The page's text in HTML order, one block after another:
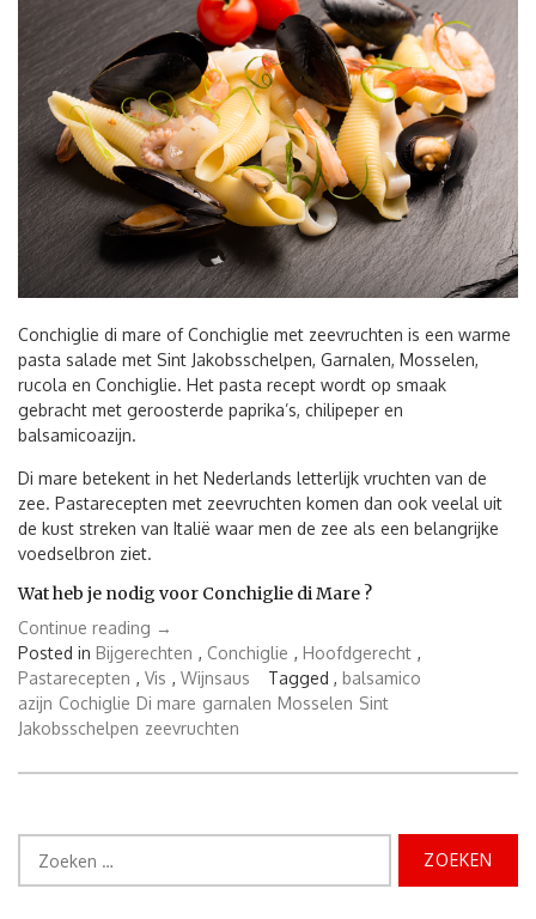
Conchiglie di mare of Conchiglie met zeevruchten is een warme
pasta salade met Sint Jakobsschelpen, Garnalen, Mosselen,
rucola en Conchiglie. Het pasta recept wordt op smaak
gebracht met geroosterde paprika’s, chilipeper en
balsamicoazijn.
Di mare betekent in het Nederlands letterlijk vruchten van de
zee. Pastarecepten met zeevruchten komen dan ook veelal uit
de kust streken van Italië waar men de zee als een belangrijke
voedselbron ziet.
Wat heb je nodig voor Conchiglie di Mare ?
Continue reading “Conchiglie
di
mare
of
Conchiglie
zeevruchten”
→
Posted in Bijgerechten , Conchiglie , Hoofdgerecht ,
Pastarecepten , Vis , Wijnsaus Tagged , balsamico
azijn Cochiglie Di mare garnalen Mosselen Sint
Jakobsschelpen zeevruchten
naar: